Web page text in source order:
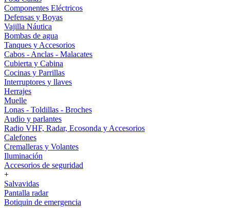
Componentes Eléctricos
Defensas y Boyas
Vajilla Náutica
Bombas de agua
Tanques y Accesorios
Cabos - Anclas - Malacates
Cubierta y Cabina
Cocinas y Parrillas
Interruptores y llaves
Herrajes
Muelle
Lonas - Toldillas - Broches
Audio y parlantes
Radio VHF, Radar, Ecosonda y Accesorios
Calefones
Cremalleras y Volantes
Iluminación
Accesorios de seguridad
+
Salvavidas
Pantalla radar
Botiquin de emergencia